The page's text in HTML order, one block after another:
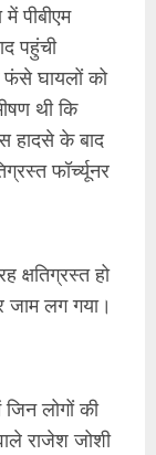
पीबीएम
पहुंची
फंसे घायलों को
थी कि
हादसे के बाद
फॉर्च्यूनर
क्षतिग्रस्त हो
जाम लग गया।
लोगों की
राजेश जोशी